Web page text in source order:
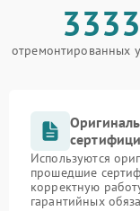
3333
отремонтированных
Используются
прошедшие
корректную
гарантийных